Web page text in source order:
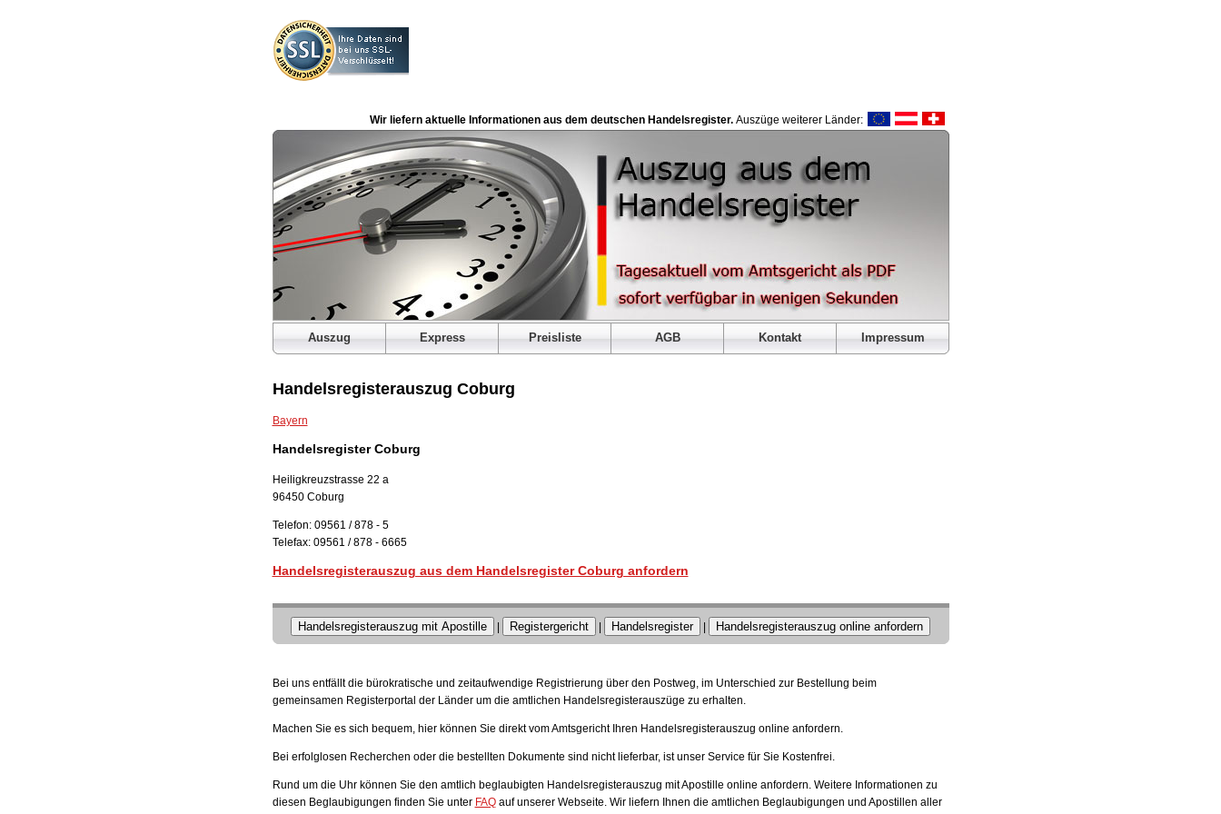
Wir liefern aktuelle Informationen aus dem deutschen Handelsregister.Auszüge weiterer Länder:
Auszug Express Preisliste AGB Kontakt Impressum
Handelsregisterauszug Coburg
Bayern
Handelsregister Coburg
Heiligkreuzstrasse 22 a
96450 Coburg
Telefon: 09561 / 878 - 5
Telefax: 09561 / 878 - 6665
Handelsregisterauszug aus dem Handelsregister Coburg anfordern
Handelsregisterauszug mit Apostille Registergericht Handelsregister Handelsregisterauszug online anfordern
Bei uns entfällt die bürokratische und zeitaufwendige Registrierung über den Postweg, im Unterschied zur Bestellung beim
gemeinsamen Registerportal der Länder um die amtlichen Handelsregisterauszüge zu erhalten.
Machen Sie es sich bequem, hier können Sie direkt vom Amtsgericht Ihren Handelsregisterauszug online anfordern.
Bei erfolglosen Recherchen oder die bestellten Dokumente sind nicht lieferbar, ist unser Service für Sie Kostenfrei.
Rund um die Uhr können Sie den amtlich beglaubigten Handelsregisterauszug mit Apostille online anfordern. Weitere Informationen zu
diesen Beglaubigungen finden Sie unter FAQauf unserer Webseite. Wir liefern Ihnen die amtlichen Beglaubigungen und Apostillen aller